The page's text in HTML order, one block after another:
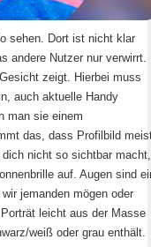
du?
Sex
Date Sex haben
ein Alarmsignal?
können
sehen. Dort ist nicht klar
andere Nutzer nur verwirrt.
zeigt. Hierbei muss
auch aktuelle Handy
man sie einem
das, dass Profilbild
dich nicht so sichtbar macht,
auf. Augen sind
jemanden mögen oder
leicht aus der Masse
weiß oder grau enthält.